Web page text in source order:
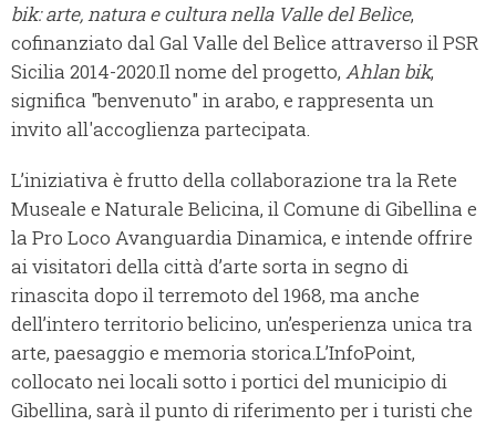
bik: arte, natura e cultura nella Valle del Belìce,
cofinanziato dal Gal Valle del Belìce attraverso il PSR
Sicilia 2014-2020.Il nome del progetto, Ahlan bik,
significa "benvenuto" in arabo, e rappresenta un
invito all'accoglienza partecipata.
L’iniziativa è frutto della collaborazione tra la Rete
Museale e Naturale Belicina, il Comune di Gibellina e
la Pro Loco Avanguardia Dinamica, e intende offrire
ai visitatori della città d’arte sorta in segno di
rinascita dopo il terremoto del 1968, ma anche
dell’intero territorio belicino, un’esperienza unica tra
arte, paesaggio e memoria storica.L’InfoPoint,
collocato nei locali sotto i portici del municipio di
Gibellina, sarà il punto di riferimento per i turisti che